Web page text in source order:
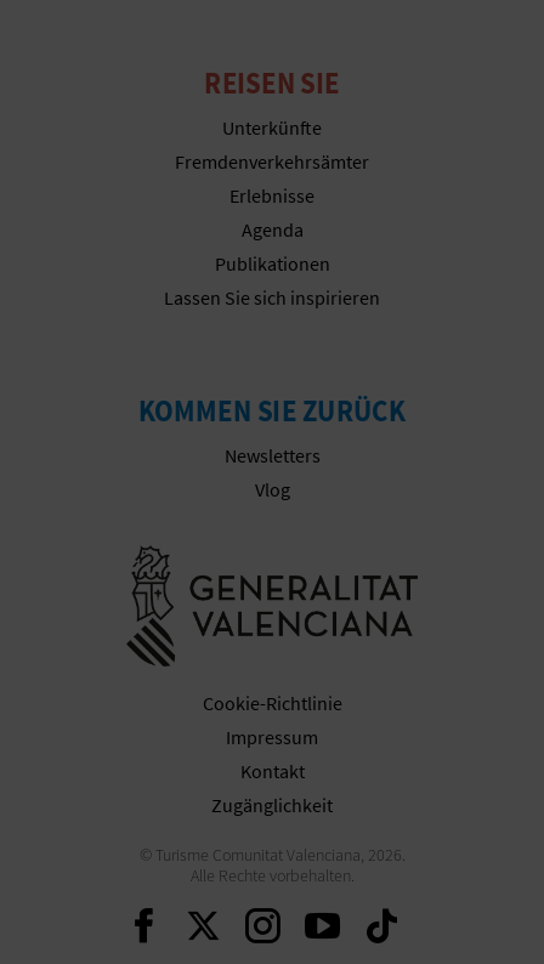
REISEN SIE
Unterkünfte
Fremdenverkehrsämter
Erlebnisse
Agenda
Publikationen
Lassen Sie sich inspirieren
KOMMEN SIE ZURÜCK
Newsletters
Vlog
Cookie-Richtlinie
Impressum
Kontakt
Zugänglichkeit
© Turisme Comunitat Valenciana, 2026.
Alle Rechte vorbehalten.
Weiter auf Facebook
Weiter auf Twitter
Weiter auf
Weiter auf